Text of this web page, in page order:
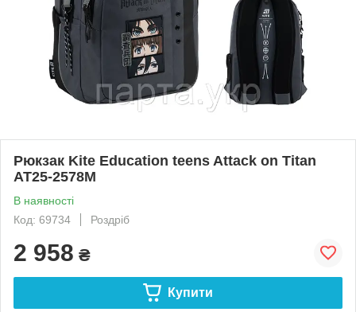
Рюкзак Kite Education teens Attack on Titan
AT25-2578M
В наявності
Код: 69734
Роздріб
2 958 ₴
Купити